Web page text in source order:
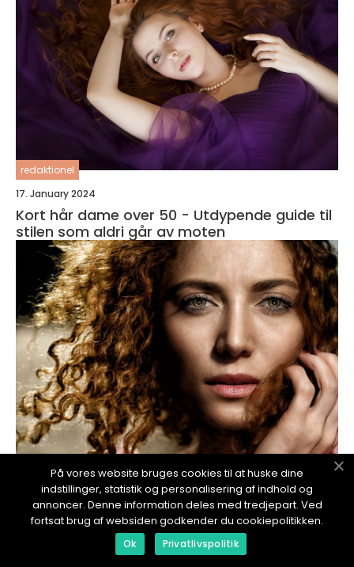
redaktionel
17. January 2024
Kort hår dame over 50 - Utdypende guide til
stilen som aldri går av moten
redaktionel
17. January 2024
**Donere hår: En dyptgående guide til en
meningsfull gave**
På vores website bruges cookies til at huske dine
indstillinger, statistik og personalisering af indhold og
annoncer. Denne information deles med tredjepart. Ved
fortsat brug af websiden godkender du cookiepolitikken.
Ok Privatlivspolitik